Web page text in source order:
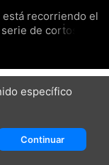
está recorriendo el
de cortos
C-3PO y por
específico
Continuar